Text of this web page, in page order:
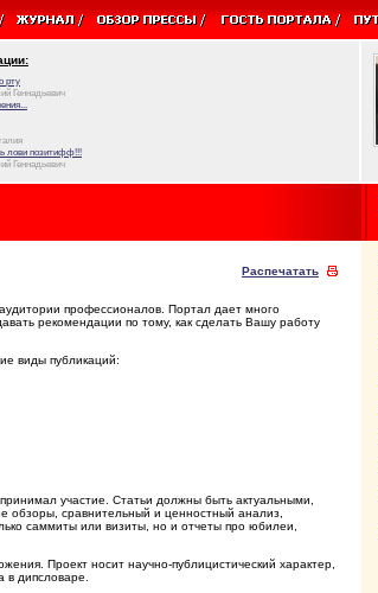
рту
Геннадьевич
лови позитифф!!!
Геннадьевич
Распечатать
профессионалов. Портал дает много
рекомендации по тому, как сделать Вашу работу
виды публикаций:
участие. Статьи должны быть актуальными,
обзоры, сравнительный и ценностный анализ,
саммиты или визиты, но и отчеты про юбилеи,
Проект носит научно-публицистический характер,
дипсловаре.